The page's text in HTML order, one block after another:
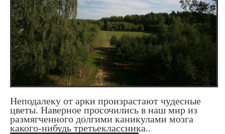
Неподалеку от арки произрастают чудесные
цветы. Наверное просочились в наш мир из
размягченного долгими каникулами мозга
какого-нибудь третьеклассника..